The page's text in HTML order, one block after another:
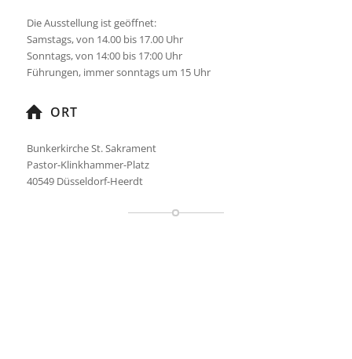
Die Ausstellung ist geöffnet:
Samstags, von 14.00 bis 17.00 Uhr
Sonntags, von 14:00 bis 17:00 Uhr
Führungen, immer sonntags um 15 Uhr
ORT
Bunkerkirche St. Sakrament
Pastor-Klinkhammer-Platz
40549 Düsseldorf-Heerdt